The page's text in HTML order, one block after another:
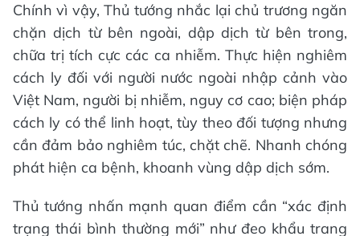
Chính vì vậy, Thủ tướng nhắc lại chủ trương ngăn
chặn dịch từ bên ngoài, dập dịch từ bên trong,
chữa trị tích cực các ca nhiễm. Thực hiện nghiêm
cách ly đối với người nước ngoài nhập cảnh vào
Việt Nam, người bị nhiễm, nguy cơ cao; biện pháp
cách ly có thể linh hoạt, tùy theo đối tượng nhưng
cần đảm bảo nghiêm túc, chặt chẽ. Nhanh chóng
phát hiện ca bệnh, khoanh vùng dập dịch sớm.
Thủ tướng nhấn mạnh quan điểm cần “xác định
trạng thái bình thường mới” như đeo khẩu trang